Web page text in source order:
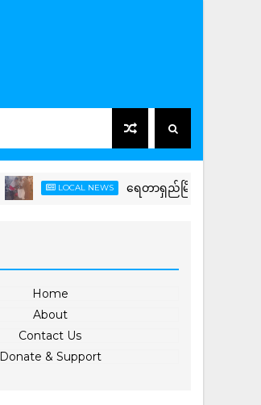
LOCAL NEWS ရေတာရှည်မြို့နယ်တွင် ကြက်ခြေနီအသ
Home
About
Contact Us
Donate & Support